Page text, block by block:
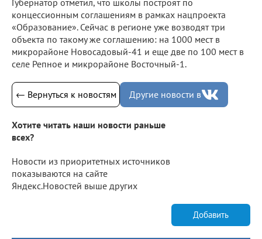
концессионным соглашениям в рамках нацпроекта
«Образование». Сейчас в регионе уже возводят три
объекта по такому же соглашению: на 1000 мест в
микрорайоне Новосадовый-41 и еще две по 100 мест в
селе Репное и микрорайоне Восточный-1.
← Вернуться к новостям Другие новости в
Хотите читать наши новости раньше
всех?
Новости из приоритетных источников
показываются на сайте
Яндекс.Новостей выше других
Добавить